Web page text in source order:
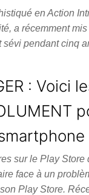
en Action
a récemment
sévi pendant cinq
: Voici
sur le Play
face à un
Play Store.